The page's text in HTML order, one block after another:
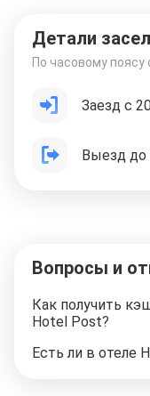
Детали
По часовому поясу
Заезд с
Выезд до
Вопросы и
Как получить
Hotel Post?
Есть ли в отеле